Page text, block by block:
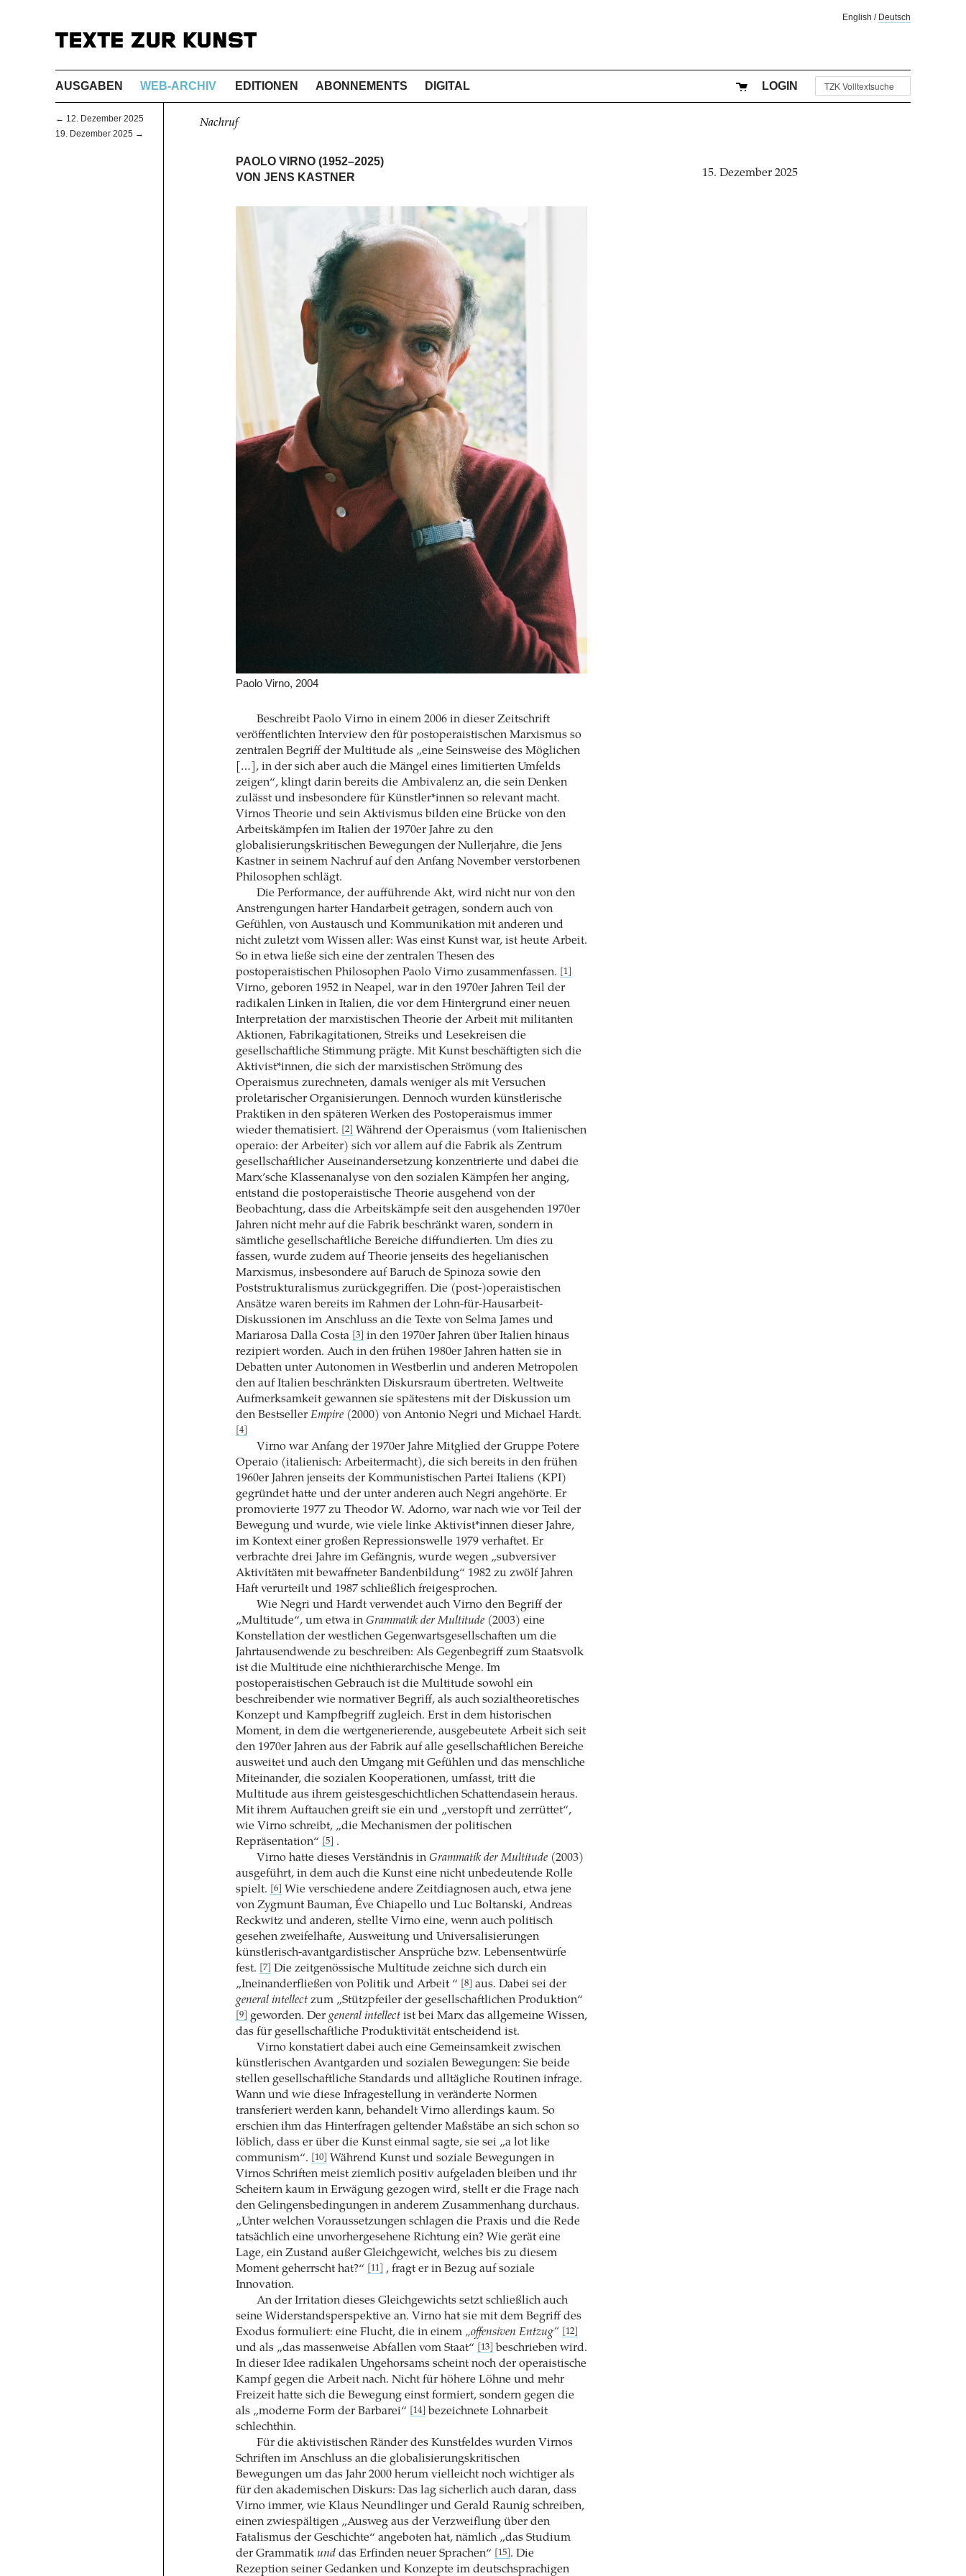
English / Deutsch
AUSGABEN WEB-ARCHIV EDITIONEN ABONNEMENTS DIGITAL LOGIN
← 12. Dezember 2025
19. Dezember 2025 →
Nachruf
PAOLO VIRNO (1952–2025)
VON JENS KASTNER
Paolo Virno, 2004
Beschreibt Paolo Virno in einem 2006 in dieser Zeitschrift
veröffentlichten Interview den für postoperaistischen Marxismus so
zentralen Begriff der Multitude als „eine Seinsweise des Möglichen
[…], in der sich aber auch die Mängel eines limitierten Umfelds
zeigen“, klingt darin bereits die Ambivalenz an, die sein Denken
zulässt und insbesondere für Künstler*innen so relevant macht.
Virnos Theorie und sein Aktivismus bilden eine Brücke von den
Arbeitskämpfen im Italien der 1970er Jahre zu den
globalisierungskritischen Bewegungen der Nullerjahre, die Jens
Kastner in seinem Nachruf auf den Anfang November verstorbenen
Philosophen schlägt.
Die Performance, der aufführende Akt, wird nicht nur von den
Anstrengungen harter Handarbeit getragen, sondern auch von
Gefühlen, von Austausch und Kommunikation mit anderen und
nicht zuletzt vom Wissen aller: Was einst Kunst war, ist heute Arbeit.
So in etwa ließe sich eine der zentralen Thesen des
postoperaistischen Philosophen Paolo Virno zusammenfassen.
[1]
Virno, geboren 1952 in Neapel, war in den 1970er Jahren Teil der
radikalen Linken in Italien, die vor dem Hintergrund einer neuen
Interpretation der marxistischen Theorie der Arbeit mit militanten
Aktionen, Fabrikagitationen, Streiks und Lesekreisen die
gesellschaftliche Stimmung prägte. Mit Kunst beschäftigten sich die
Aktivist*innen, die sich der marxistischen Strömung des
Operaismus zurechneten, damals weniger als mit Versuchen
proletarischer Organisierungen. Dennoch wurden künstlerische
Praktiken in den späteren Werken des Postoperaismus immer
wieder thematisiert.
[2]
Während der Operaismus (vom Italienischen
operaio: der Arbeiter) sich vor allem auf die Fabrik als Zentrum
gesellschaftlicher Auseinandersetzung konzentrierte und dabei die
Marx’sche Klassenanalyse von den sozialen Kämpfen her anging,
entstand die postoperaistische Theorie ausgehend von der
Beobachtung, dass die Arbeitskämpfe seit den ausgehenden 1970er
Jahren nicht mehr auf die Fabrik beschränkt waren, sondern in
sämtliche gesellschaftliche Bereiche diffundierten. Um dies zu
fassen, wurde zudem auf Theorie jenseits des hegelianischen
Marxismus, insbesondere auf Baruch de Spinoza sowie den
Poststrukturalismus zurückgegriffen. Die (post-)operaistischen
Ansätze waren bereits im Rahmen der Lohn-für-Hausarbeit-
Diskussionen im Anschluss an die Texte von Selma James und
Mariarosa Dalla Costa
[3]
in den 1970er Jahren über Italien hinaus
rezipiert worden. Auch in den frühen 1980er Jahren hatten sie in
Debatten unter Autonomen in Westberlin und anderen Metropolen
den auf Italien beschränkten Diskursraum übertreten. Weltweite
Aufmerksamkeit gewannen sie spätestens mit der Diskussion um
den Bestseller Empire(2000) von Antonio Negri und Michael Hardt.
[4]
Virno war Anfang der 1970er Jahre Mitglied der Gruppe Potere
Operaio (italienisch: Arbeitermacht), die sich bereits in den frühen
1960er Jahren jenseits der Kommunistischen Partei Italiens (KPI)
gegründet hatte und der unter anderen auch Negri angehörte. Er
promovierte 1977 zu Theodor W. Adorno, war nach wie vor Teil der
Bewegung und wurde, wie viele linke Aktivist*innen dieser Jahre,
im Kontext einer großen Repressionswelle 1979 verhaftet. Er
verbrachte drei Jahre im Gefängnis, wurde wegen „subversiver
Aktivitäten mit bewaffneter Bandenbildung“ 1982 zu zwölf Jahren
Haft verurteilt und 1987 schließlich freigesprochen.
Wie Negri und Hardt verwendet auch Virno den Begriff der
„Multitude“, um etwa in Grammatik der Multitude(2003) eine
Konstellation der westlichen Gegenwartsgesellschaften um die
Jahrtausendwende zu beschreiben: Als Gegenbegriff zum Staatsvolk
ist die Multitude eine nichthierarchische Menge. Im
postoperaistischen Gebrauch ist die Multitude sowohl ein
beschreibender wie normativer Begriff, als auch sozialtheoretisches
Konzept und Kampfbegriff zugleich. Erst in dem historischen
Moment, in dem die wertgenerierende, ausgebeutete Arbeit sich seit
den 1970er Jahren aus der Fabrik auf alle gesellschaftlichen Bereiche
ausweitet und auch den Umgang mit Gefühlen und das menschliche
Miteinander, die sozialen Kooperationen, umfasst, tritt die
Multitude aus ihrem geistesgeschichtlichen Schattendasein heraus.
Mit ihrem Auftauchen greift sie ein und „verstopft und zerrüttet“,
wie Virno schreibt, „die Mechanismen der politischen
Repräsentation“
[5]
.
Virno hatte dieses Verständnis in Grammatik der Multitude(2003)
ausgeführt, in dem auch die Kunst eine nicht unbedeutende Rolle
spielt.
[6]
Wie verschiedene andere Zeitdiagnosen auch, etwa jene
von Zygmunt Bauman, Éve Chiapello und Luc Boltanski, Andreas
Reckwitz und anderen, stellte Virno eine, wenn auch politisch
gesehen zweifelhafte, Ausweitung und Universalisierungen
künstlerisch-avantgardistischer Ansprüche bzw. Lebensentwürfe
fest.
[7]
Die zeitgenössische Multitude zeichne sich durch ein
„Ineinanderfließen von Politik und Arbeit “
[8]
aus. Dabei sei der
general intellectzum „Stützpfeiler der gesellschaftlichen Produktion“
[9] geworden. Der general intellectist bei Marx das allgemeine Wissen,
das für gesellschaftliche Produktivität entscheidend ist.
Virno konstatiert dabei auch eine Gemeinsamkeit zwischen
künstlerischen Avantgarden und sozialen Bewegungen: Sie beide
stellen gesellschaftliche Standards und alltägliche Routinen infrage.
Wann und wie diese Infragestellung in veränderte Normen
transferiert werden kann, behandelt Virno allerdings kaum. So
erschien ihm das Hinterfragen geltender Maßstäbe an sich schon so
löblich, dass er über die Kunst einmal sagte, sie sei „a lot like
communism“.
[10]
Während Kunst und soziale Bewegungen in
Virnos Schriften meist ziemlich positiv aufgeladen bleiben und ihr
Scheitern kaum in Erwägung gezogen wird, stellt er die Frage nach
den Gelingensbedingungen in anderem Zusammenhang durchaus.
„Unter welchen Voraussetzungen schlagen die Praxis und die Rede
tatsächlich eine unvorhergesehene Richtung ein? Wie gerät eine
Lage, ein Zustand außer Gleichgewicht, welches bis zu diesem
Moment geherrscht hat?“
[11]
, fragt er in Bezug auf soziale
Innovation.
An der Irritation dieses Gleichgewichts setzt schließlich auch
seine Widerstandsperspektive an. Virno hat sie mit dem Begriff des
Exodus formuliert: eine Flucht, die in einem „offensiven Entzug“ [12]
und als „das massenweise Abfallen vom Staat“ [13]
beschrieben wird.
In dieser Idee radikalen Ungehorsams scheint noch der operaistische
Kampf gegen die Arbeit nach. Nicht für höhere Löhne und mehr
Freizeit hatte sich die Bewegung einst formiert, sondern gegen die
als „moderne Form der Barbarei“
[14]
bezeichnete Lohnarbeit
schlechthin.
Für die aktivistischen Ränder des Kunstfeldes wurden Virnos
Schriften im Anschluss an die globalisierungskritischen
Bewegungen um das Jahr 2000 herum vielleicht noch wichtiger als
für den akademischen Diskurs: Das lag sicherlich auch daran, dass
Virno immer, wie Klaus Neundlinger und Gerald Raunig schreiben,
einen zwiespältigen „Ausweg aus der Verzweiflung über den
Fatalismus der Geschichte“ angeboten hat, nämlich „das Studium
der Grammatik unddas Erfinden neuer Sprachen“ [15] . Die
Rezeption seiner Gedanken und Konzepte im deutschsprachigen
15. Dezember 2025